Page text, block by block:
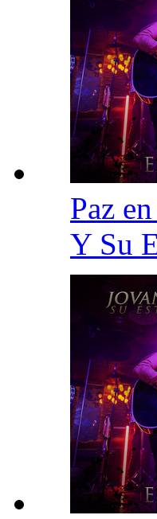
Paz
Y Su